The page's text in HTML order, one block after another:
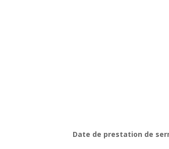
Date de prestation de